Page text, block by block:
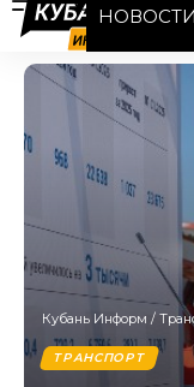
НОВОСТИ
Кубань Информ /
ТРАНСПОРТ